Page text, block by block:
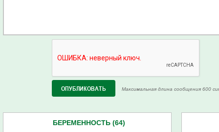
Максимальная длина сообщения 600
БЕРЕМЕННОСТЬ (64)